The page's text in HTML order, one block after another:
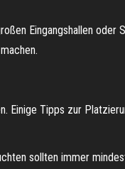
Eingangshallen
Einige Tipps zur
sollten immer